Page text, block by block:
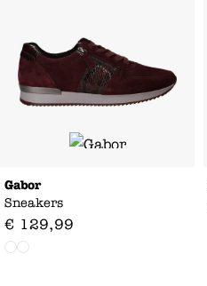
Gabor
Sneakers
€ 129,99